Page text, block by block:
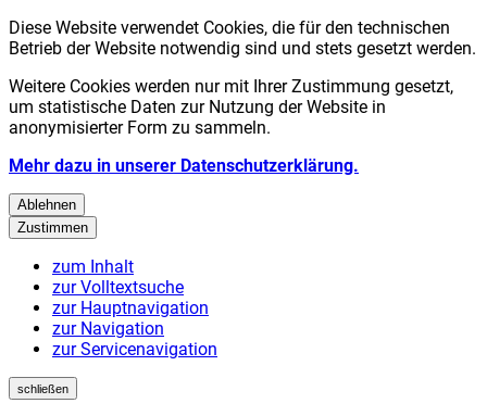
Diese Website verwendet Cookies, die für den technischen
Betrieb der Website notwendig sind und stets gesetzt werden.
Weitere Cookies werden nur mit Ihrer Zustimmung gesetzt,
um statistische Daten zur Nutzung der Website in
anonymisierter Form zu sammeln.
Mehr dazu in unserer Datenschutzerklärung.
Ablehnen
Zustimmen
zum Inhalt
zur Volltextsuche
zur Hauptnavigation
zur Navigation
zur Servicenavigation
schließen